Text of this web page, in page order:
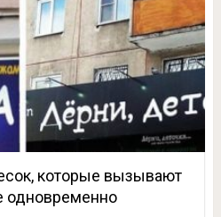
которые вызывают
одновременно